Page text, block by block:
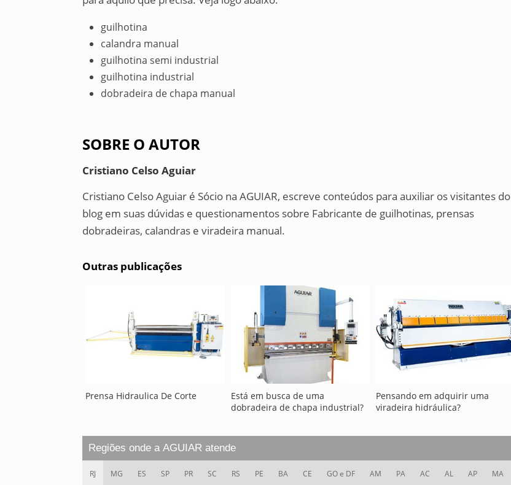
guilhotina
calandra manual
guilhotina semi industrial
guilhotina industrial
dobradeira de chapa manual
SOBRE O AUTOR
Cristiano Celso Aguiar
Cristiano Celso Aguiar é Sócio na AGUIAR, escreve conteúdos para auxiliar os visitantes do
blog em suas dúvidas e questionamentos sobre Fabricante de guilhotinas, prensas
dobradeiras, calandras e viradeira manual.
Outras publicações
Prensa Hidraulica De Corte
Está em busca de uma
dobradeira de chapa industrial?
Pensando em adquirir uma
viradeira hidráulica?
Regiões onde a AGUIAR atende
RJ MG ES SP PR SC RS PE BA CE GO e DF AM PA AC AL AP MA